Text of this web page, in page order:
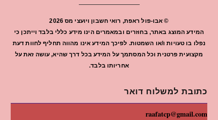
© אבו-פול ראפת, רואי חשבון ויועצי מס2026
המידע המוצג באתר, בחוזרים ובמאמרים הינו מידע כללי בלבד וייתכן כי
נפלו בו טעויות ו/או השמטות. לפיכך המידע אינו מהווה תחליף לחוות דעת
מקצועית פרטנית וכל המסתמך על המידע בכל דרך שהיא, עושה זאת על
אחריותו בלבד.
כתובת למשלוח דואר
raafatcp@gmail.com